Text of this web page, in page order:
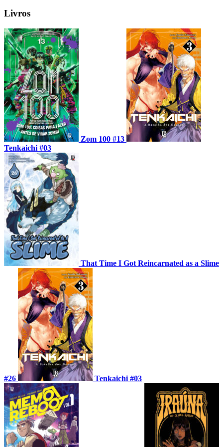
Livros
Zom 100 #13
Tenkaichi #03
That Time I Got Reincarnated as a Slime
#26 Tenkaichi #03